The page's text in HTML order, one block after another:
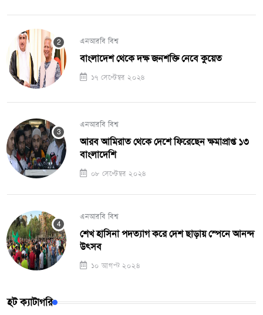
এনআরবি বিশ্ব
বাংলাদেশ থেকে দক্ষ জনশক্তি নেবে কুয়েত
১৭ সেপ্টেম্বর ২০২৪
এনআরবি বিশ্ব
আরব আমিরাত থেকে দেশে ফিরেছেন ক্ষমাপ্রাপ্ত ১৩
বাংলাদেশি
০৮ সেপ্টেম্বর ২০২৪
এনআরবি বিশ্ব
শেখ হাসিনা পদত্যাগ করে দেশ ছাড়ায় স্পেনে আনন্দ
উৎসব
১০ আগস্ট ২০২৪
হট ক্যাটাগরি